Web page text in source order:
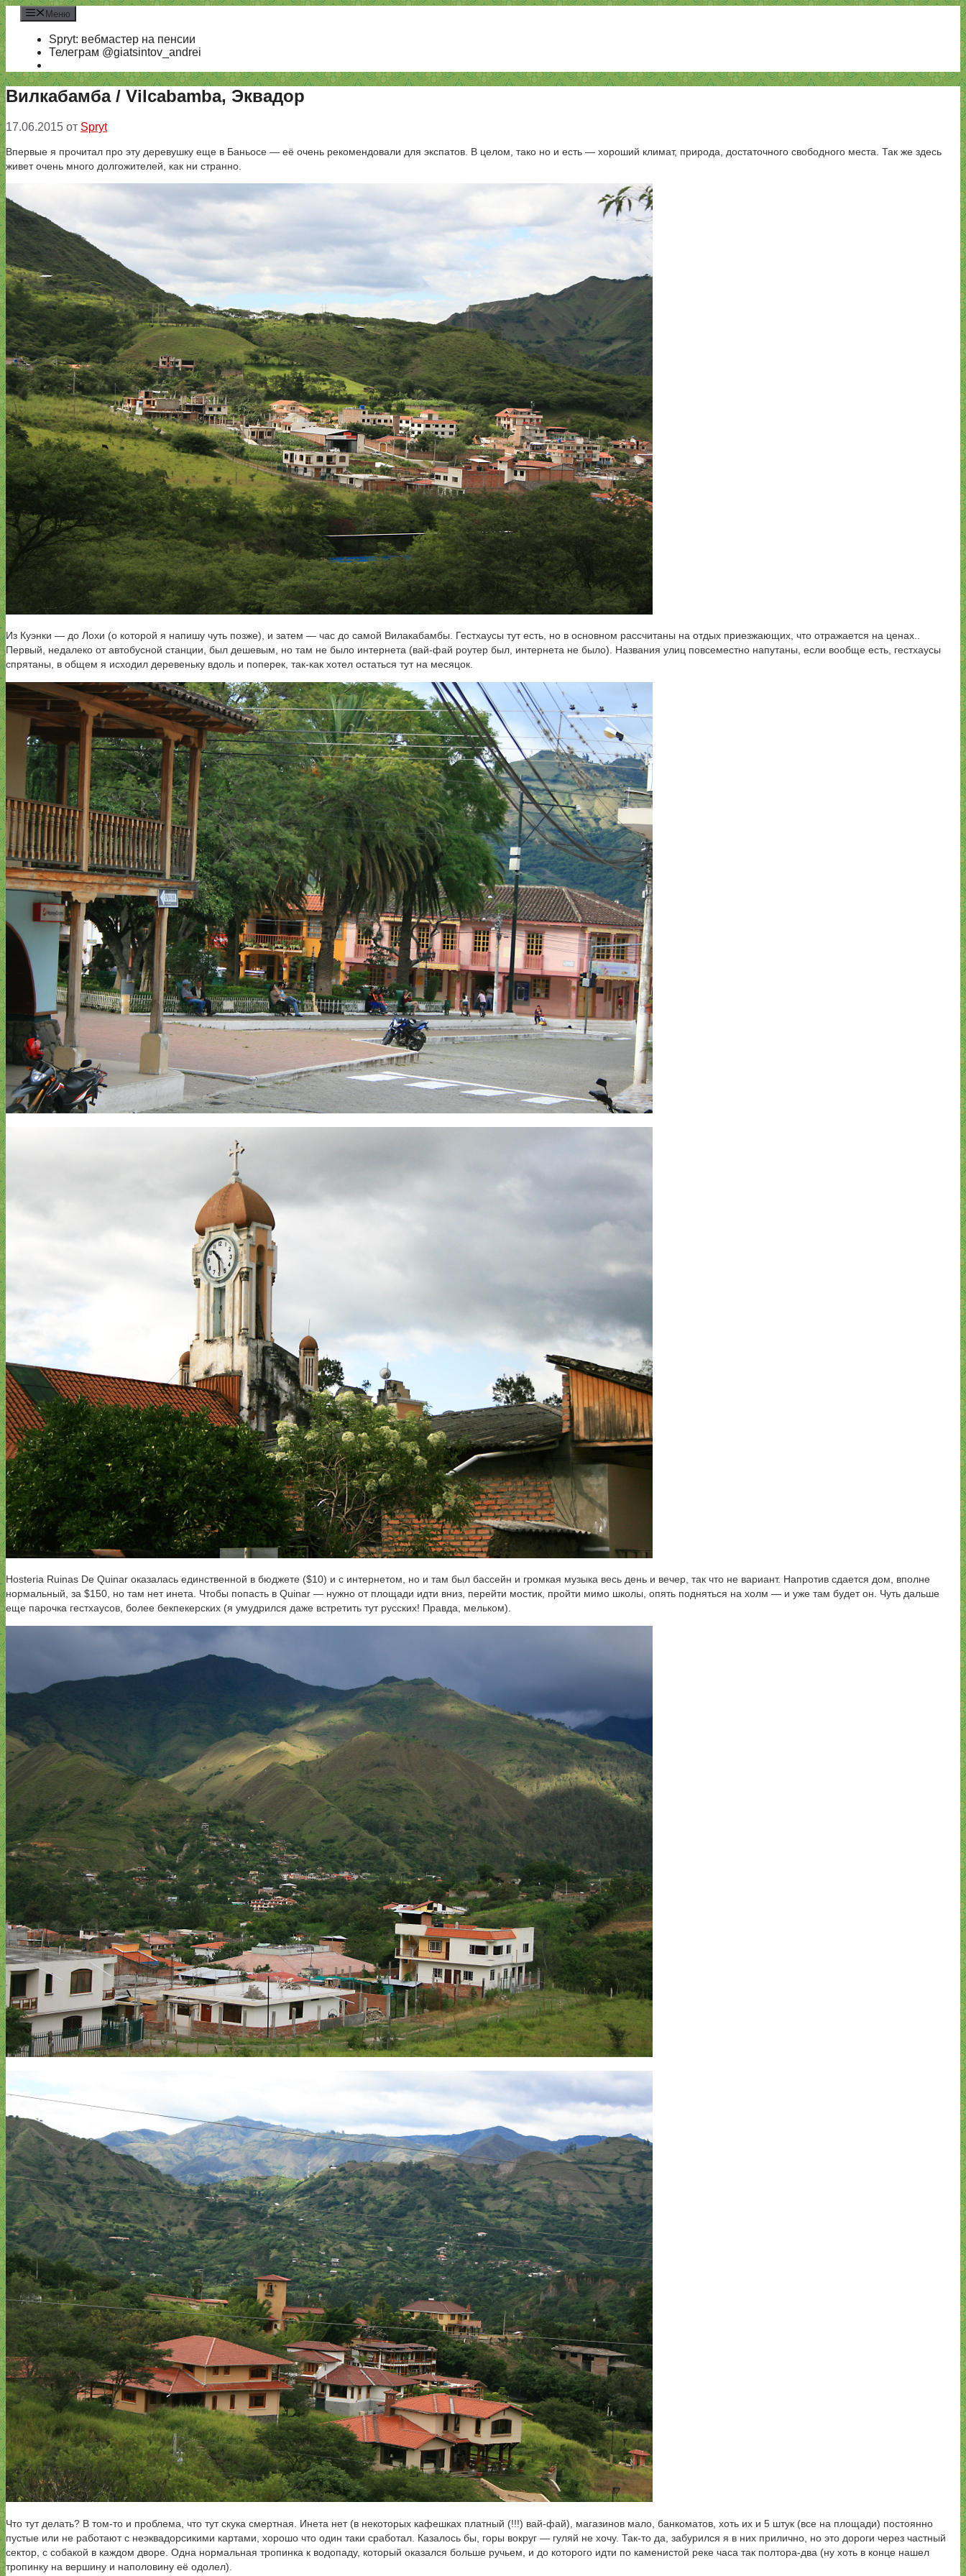
Перейти
к
содержимому
Меню
Spryt: вебмастер на пенсии
Телеграм @giatsintov_andrei
Вилкабамба / Vilcabamba, Эквадор
17.06.2015 от Spryt
Впервые я прочитал про эту деревушку еще в Баньосе — её очень рекомендовали для экспатов. В целом, тако но и есть — хороший климат, природа, достаточного свободного места. Так же здесь
живет очень много долгожителей, как ни странно.
Из Куэнки — до Лохи (о которой я напишу чуть позже), и затем — час до самой Вилакабамбы. Гестхаусы тут есть, но в основном рассчитаны на отдых приезжающих, что отражается на ценах..
Первый, недалеко от автобусной станции, был дешевым, но там не было интернета (вай-фай роутер был, интернета не было). Названия улиц повсеместно напутаны, если вообще есть, гестхаусы
спрятаны, в общем я исходил деревеньку вдоль и поперек, так-как хотел остаться тут на месяцок.
Hosteria Ruinas De Quinar оказалась единственной в бюджете ($10) и с интернетом, но и там был бассейн и громкая музыка весь день и вечер, так что не вариант. Напротив сдается дом, вполне
нормальный, за $150, но там нет инета. Чтобы попасть в Quinar — нужно от площади идти вниз, перейти мостик, пройти мимо школы, опять подняться на холм — и уже там будет он. Чуть дальше
еще парочка гестхаусов, более бекпекерских (я умудрился даже встретить тут русских! Правда, мельком).
Что тут делать? В том-то и проблема, что тут скука смертная. Инета нет (в некоторых кафешках платный (!!!) вай-фай), магазинов мало, банкоматов, хоть их и 5 штук (все на площади) постоянно
пустые или не работают с неэквадорсикими картами, хорошо что один таки сработал. Казалось бы, горы вокруг — гуляй не хочу. Так-то да, забурился я в них прилично, но это дороги через частный
сектор, с собакой в каждом дворе. Одна нормальная тропинка к водопаду, который оказался больше ручьем, и до которого идти по каменистой реке часа так полтора-два (ну хоть в конце нашел
тропинку на вершину и наполовину её одолел).